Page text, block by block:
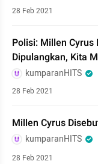
28 Feb 2021
Polisi: Millen Cyrus
Dipulangkan, Kita
kumparanHITS
28 Feb 2021
Millen Cyrus
kumparanHITS
28 Feb 2021